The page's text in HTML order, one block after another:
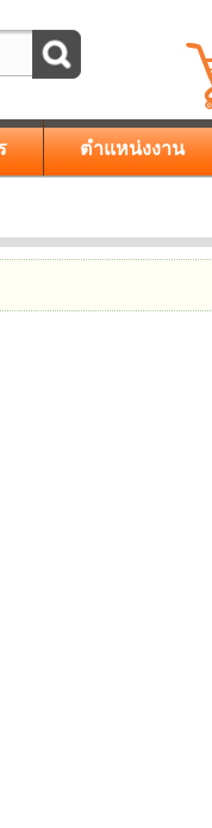
ตำแหน่งงาน